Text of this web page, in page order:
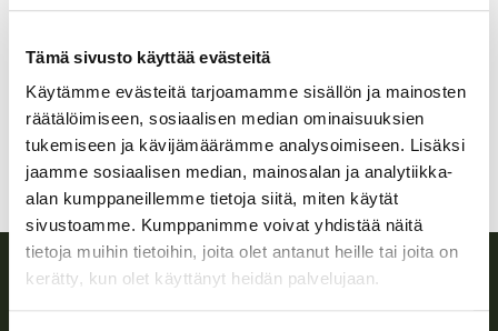
Tämä sivusto käyttää evästeitä
Käytämme evästeitä tarjoamamme sisällön ja mainosten
räätälöimiseen, sosiaalisen median ominaisuuksien
tukemiseen ja kävijämäärämme analysoimiseen. Lisäksi
jaamme sosiaalisen median, mainosalan ja analytiikka-
alan kumppaneillemme tietoja siitä, miten käytät
sivustoamme. Kumppanimme voivat yhdistää näitä
tietoja muihin tietoihin, joita olet antanut heille tai joita on
kerätty, kun olet käyttänyt heidän palvelujaan.
Lahden seudun riistanhoitoyhdistys
+358408351025
lasse.perttola@gmail.com